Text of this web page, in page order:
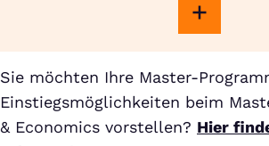
Sie möchten Ihre Master-
Einstiegsmöglichkeiten beim
& Economics vorstellen? Hier